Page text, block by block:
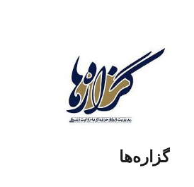
گزاره‌ها